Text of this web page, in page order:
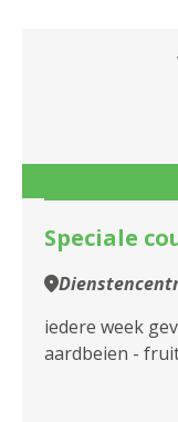
Speciale
iedere week
aardbeien -